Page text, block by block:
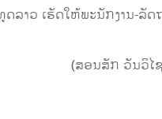
ລາວ ເຮັດໃຫ້ພະນັກງານ-ລັ
(ສອນສັກ ວັນວິໄ